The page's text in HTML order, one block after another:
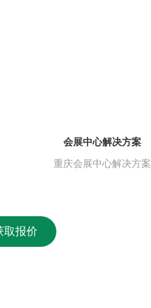
会展中心解决方案
重庆会展中心解决方案
取报价